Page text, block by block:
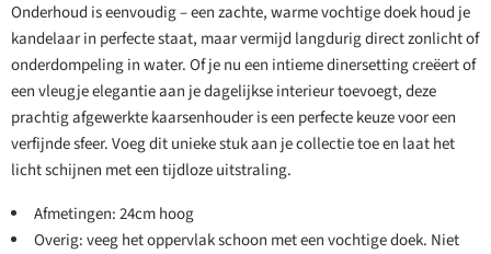
Onderhoud is eenvoudig – een zachte, warme vochtige doek houd je
kandelaar in perfecte staat, maar vermijd langdurig direct zonlicht of
onderdompeling in water. Of je nu een intieme dinersetting creëert of
een vleugje elegantie aan je dagelijkse interieur toevoegt, deze
prachtig afgewerkte kaarsenhouder is een perfecte keuze voor een
verfijnde sfeer. Voeg dit unieke stuk aan je collectie toe en laat het
licht schijnen met een tijdloze uitstraling.
Afmetingen: 24cm hoog
Overig: veeg het oppervlak schoon met een vochtige doek. Niet